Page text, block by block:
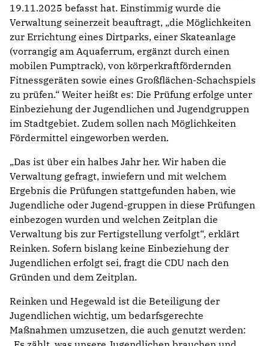
19.11.2025 befasst hat. Einstimmig wurde die
Verwaltung seinerzeit beauftragt, „die Möglichkeiten
zur Errichtung eines Dirtparks, einer Skateanlage
(vorrangig am Aquaferrum, ergänzt durch einen
mobilen Pumptrack), von körperkraftfördernden
Fitnessgeräten sowie eines Großflächen-Schachspiels
zu prüfen.“ Weiter heißt es: Die Prüfung erfolge unter
Einbeziehung der Jugendlichen und Jugendgruppen
im Stadtgebiet. Zudem sollen nach Möglichkeiten
Fördermittel eingeworben werden.
„Das ist über ein halbes Jahr her. Wir haben die
Verwaltung gefragt, inwiefern und mit welchem
Ergebnis die Prüfungen stattgefunden haben, wie
Jugendliche oder Jugend-gruppen in diese Prüfungen
einbezogen wurden und welchen Zeitplan die
Verwaltung bis zur Fertigstellung verfolgt“, erklärt
Reinken. Sofern bislang keine Einbeziehung der
Jugendlichen erfolgt sei, fragt die CDU nach den
Gründen und dem Zeitplan.
Reinken und Hegewald ist die Beteiligung der
Jugendlichen wichtig, um bedarfsgerechte
Maßnahmen umzusetzen, die auch genutzt werden: